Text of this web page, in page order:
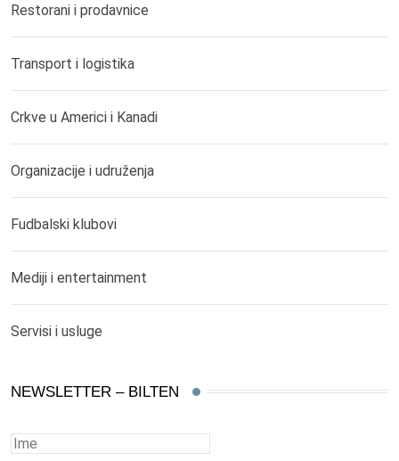
Restorani i prodavnice
Transport i logistika
Crkve u Americi i Kanadi
Organizacije i udruženja
Fudbalski klubovi
Mediji i entertainment
Servisi i usluge
NEWSLETTER – BILTEN